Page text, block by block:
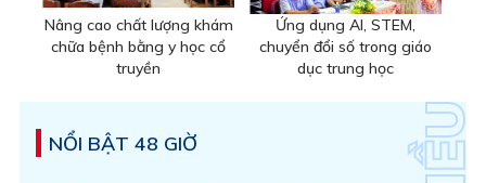
Nâng cao chất lượng khám
chữa bệnh bằng y học cổ
truyền
Ứng dụng AI, STEM,
chuyển đổi số trong giáo
dục trung học
NỔI BẬT 48 GIỜ